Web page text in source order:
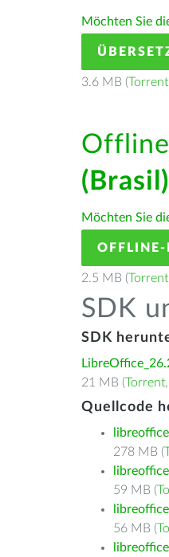
Möchten Sie
3.6 MB (Torrent
(Brasil)
Möchten Sie
OFFLINE-
2.5 MB (Torrent
SDK
SDK
21 MB (Torrent,
Quellcode
278 MB (
59 MB (
56 MB (